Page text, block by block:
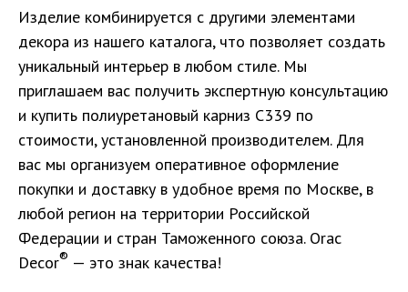
Изделие комбинируется с другими элементами
декора из нашего каталога, что позволяет создать
уникальный интерьер в любом стиле. Мы
приглашаем вас получить экспертную консультацию
и купить полиуретановый карниз С339 по
стоимости, установленной производителем. Для
вас мы организуем оперативное оформление
покупки и доставку в удобное время по Москве, в
любой регион на территории Российской
Федерации и стран Таможенного союза. Orac
Decor® — это знак качества!
сайте, являются справочными и не
являются публичной офертой.
Обработка персональных данных
Плюсы